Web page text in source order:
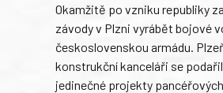
Okamžitě po vzniku republiky
závody v Plzni vyrábět bojové
československou armádu.
konstrukční kanceláři se
jedinečné projekty